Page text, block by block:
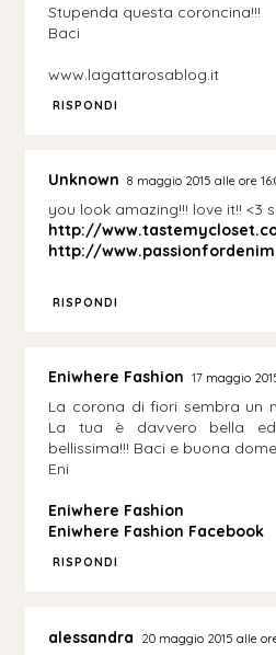
Stupenda questa coroncina!!!
Baci
www.lagattarosablog.it
RISPONDI
Unknown 8 maggio 2015 alle ore
you look amazing!!! love it!! <3
http://
http://
RISPONDI
Eniwhere Fashion 17 maggio
La corona di fiori sembra un
La tua è davvero bella
bellissima!!! Baci e buona
Eni
Eniwhere Fashion
Eniwhere Fashion Facebook
RISPONDI
alessandra 20 maggio 2015 alle ore